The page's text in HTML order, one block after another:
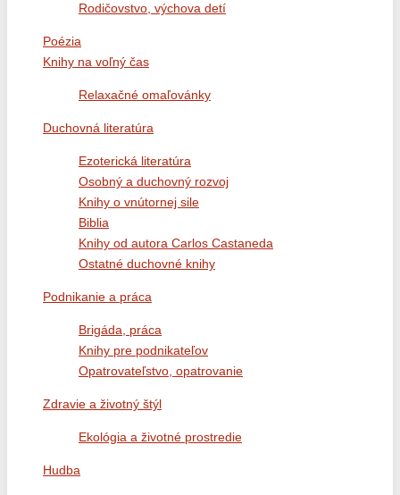
Rodičovstvo, výchova detí
Poézia
Knihy na voľný čas
Relaxačné omaľovánky
Duchovná literatúra
Ezoterická literatúra
Osobný a duchovný rozvoj
Knihy o vnútornej sile
Biblia
Knihy od autora Carlos Castaneda
Ostatné duchovné knihy
Podnikanie a práca
Brigáda, práca
Knihy pre podnikateľov
Opatrovateľstvo, opatrovanie
Zdravie a životný štýl
Ekológia a životné prostredie
Hudba